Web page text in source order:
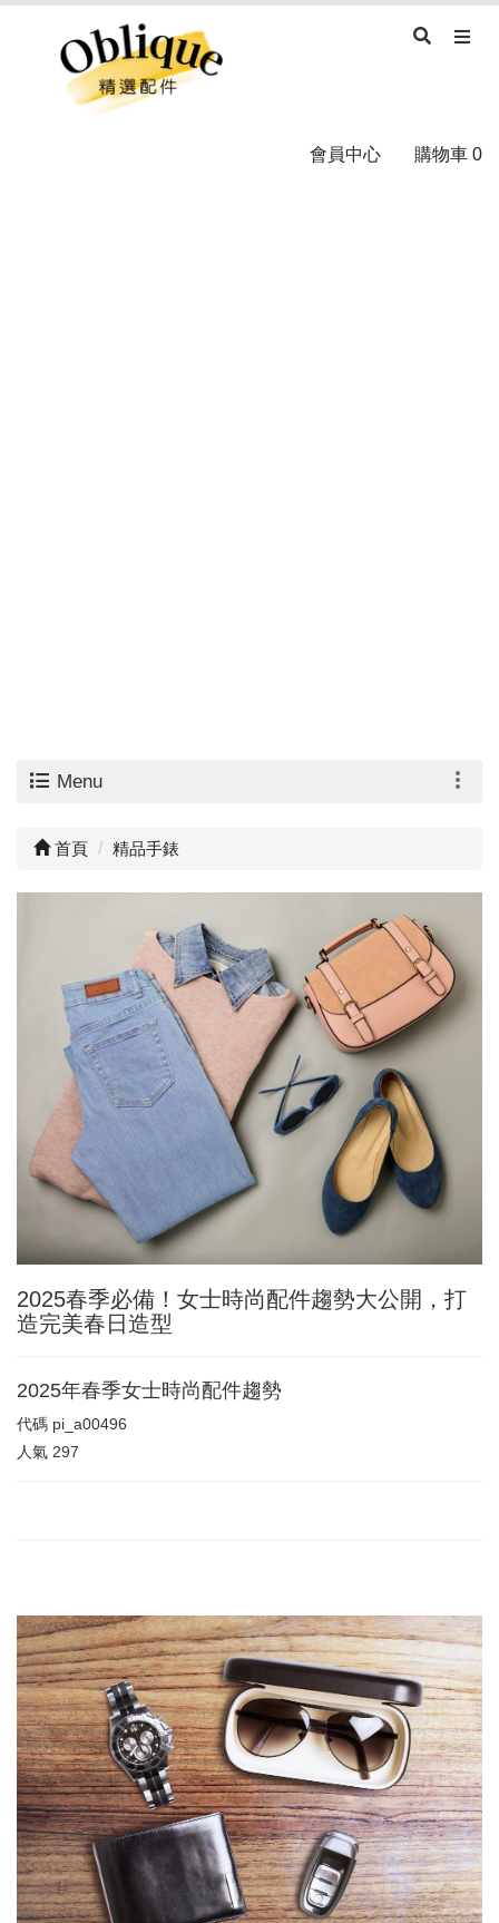
會員中心 購物車 0
Menu
首頁 精品手錶
2025春季必備！女士時尚配件趨勢大公開，打
造完美春日造型
2025年春季女士時尚配件趨勢
代碼 pi_a00496
人氣 297